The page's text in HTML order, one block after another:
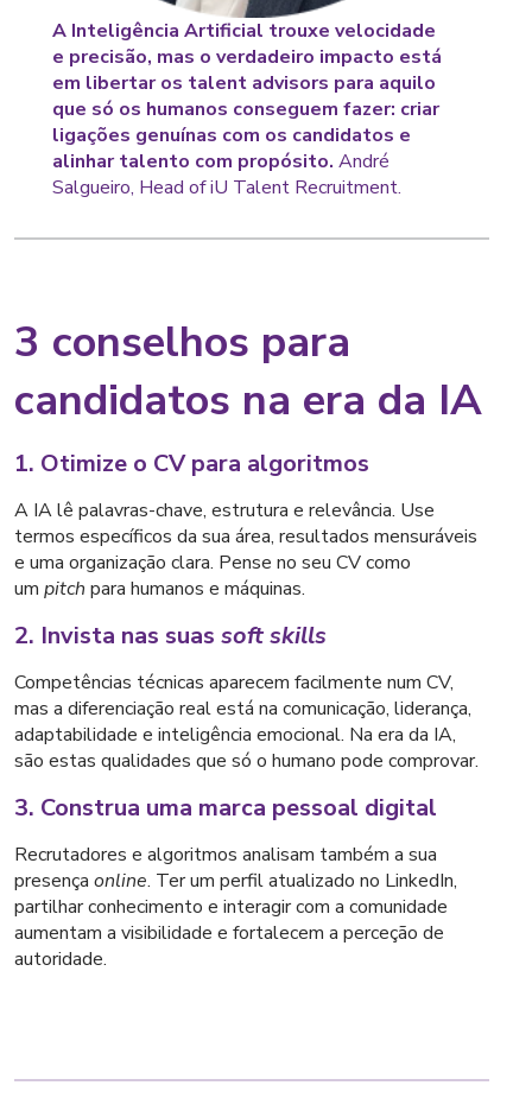
A Inteligência Artificial trouxe velocidade
e precisão, mas o verdadeiro impacto está
em libertar os talent advisors para aquilo
que só os humanos conseguem fazer: criar
ligações genuínas com os candidatos e
alinhar talento com propósito. André
Salgueiro, Head of iU Talent Recruitment.
3 conselhos para
candidatos na era da IA
1. Otimize o CV para algoritmos
A IA lê palavras-chave, estrutura e relevância. Use
termos específicos da sua área, resultados mensuráveis
e uma organização clara. Pense no seu CV como
um pitch para humanos e máquinas.
2. Invista nas suas soft skills
Competências técnicas aparecem facilmente num CV,
mas a diferenciação real está na comunicação, liderança,
adaptabilidade e inteligência emocional. Na era da IA,
são estas qualidades que só o humano pode comprovar.
3. Construa uma marca pessoal digital
Recrutadores e algoritmos analisam também a sua
presença online. Ter um perfil atualizado no LinkedIn,
partilhar conhecimento e interagir com a comunidade
aumentam a visibilidade e fortalecem a perceção de
autoridade.